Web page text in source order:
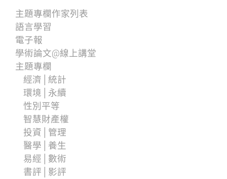
主題專欄作家列表
語言學習
電子報
學術論文@線上講堂
主題專欄
經濟│統計
環境│永續
性別平等
智慧財產權
投資│管理
醫學│養生
易經│數術
書評│影評